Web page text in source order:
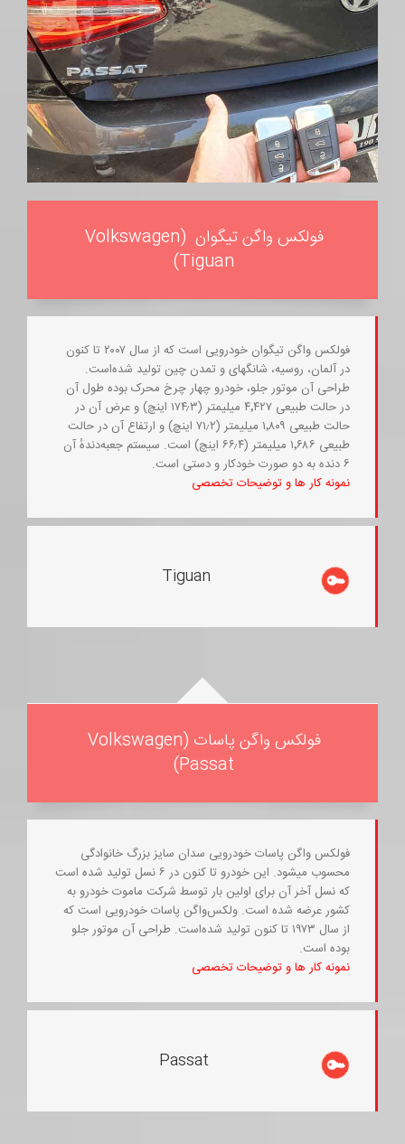
فولکس واگن تیگوان (Volkswagen
Tiguan)
فولکس‌ واگن تیگوان خودرویی است که از سال ۲۰۰۷ تا کنون
در آلمان، روسیه، شانگهای و تمدن چین تولید شده‌است.
طراحی آن موتور جلو، خودرو چهار چرخ محرک بوده طول آن
در حالت طبیعی ۴٬۴۲۷ میلیمتر (۱۷۴٫۳ اینچ) و عرض آن در
حالت طبیعی ۱٬۸۰۹ میلیمتر (۷۱٫۲ اینچ) و ارتفاع آن در حالت
طبیعی ۱٬۶۸۶ میلیمتر (۶۶٫۴ اینچ) است. سیستم جعبه‌دندهٔ آن
۶ دنده به دو صورت خودکار و دستی است.
نمونه کار ها و توضیحات تخصصی
Tiguan
فولکس واگن پاسات (Volkswagen
Passat)
فولکس واگن پاسات خودرویی سدان سایز بزرگ خانوادگی
محسوب میشود. این خودرو تا کنون در ۶ نسل تولید شده است
که نسل آخر آن برای اولین بار توسط شرکت ماموت خودرو به
کشور عرضه شده است. ولکس‌واگن پاسات خودرویی است که
از سال ۱۹۷۳ تا کنون تولید شده‌است. طراحی آن موتور جلو
بوده است.
نمونه کار ها و توضیحات تخصصی
Passat